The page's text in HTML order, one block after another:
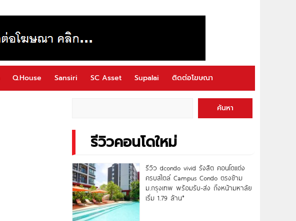
Q.House Sansiri SC Asset Supalai ติดต่อโฆษณา
ค้นหา
รีวิวคอนโดใหม่
รีวิว dcondo vivid รังสิต คอนโดแต่ง
ครบสไตล์ Campus Condo ตรงข้าม
ม.กรุงเทพ พร้อมรับ-ส่ง ถึงหน้ามหาลัย
เริ่ม 1.79 ล้าน*